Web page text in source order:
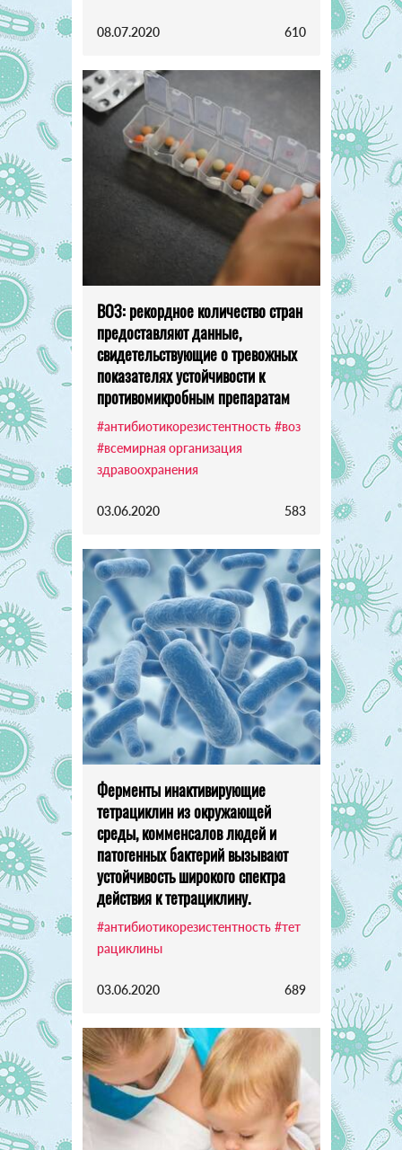
08.07.2020 610
ВОЗ: рекордное количество стран
предоставляют данные,
свидетельствующие о тревожных
показателях устойчивости к
противомикробным препаратам
#антибиотикорезистентность #воз
#всемирная организация
здравоохранения
03.06.2020 583
Ферменты инактивирующие
тетрациклин из окружающей
среды, комменсалов людей и
патогенных бактерий вызывают
устойчивость широкого спектра
действия к тетрациклину.
#антибиотикорезистентность #тет
рациклины
03.06.2020 689